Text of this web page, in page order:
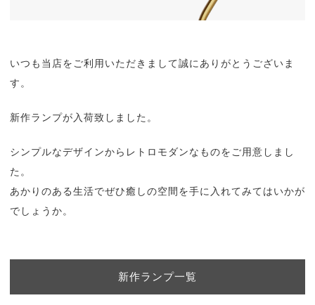
いつも当店をご利用いただきまして誠にありがとうございま
す。
新作ランプが入荷致しました。
シンプルなデザインからレトロモダンなものをご用意しまし
た。
あかりのある生活でぜひ癒しの空間を手に入れてみてはいかが
でしょうか。
新作ランプ一覧